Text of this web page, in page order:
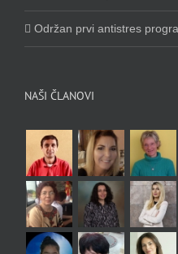
Održan prvi antistres
NAŠI ČLANOVI